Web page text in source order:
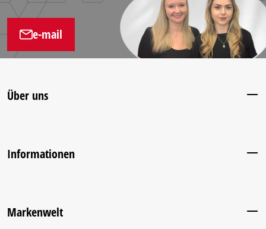
e-mail
Über uns
Informationen
Markenwelt